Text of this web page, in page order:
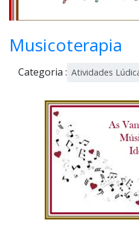
Musicoterapia
Categoria : Atividades